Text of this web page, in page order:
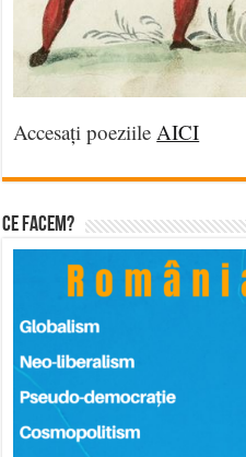
Accesați poeziile AICI
Ce facem?